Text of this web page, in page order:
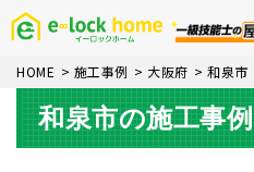
Skip
content
HOME > 施工事例 > 大阪府 > 和泉市
和泉市の施工事例